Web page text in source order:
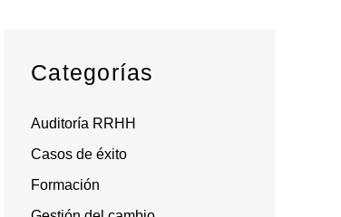
Categorías
Auditoría RRHH
Casos de éxito
Formación